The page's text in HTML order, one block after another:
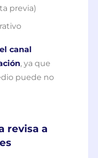
previa)
el canal
, ya que
puede no
revisa a